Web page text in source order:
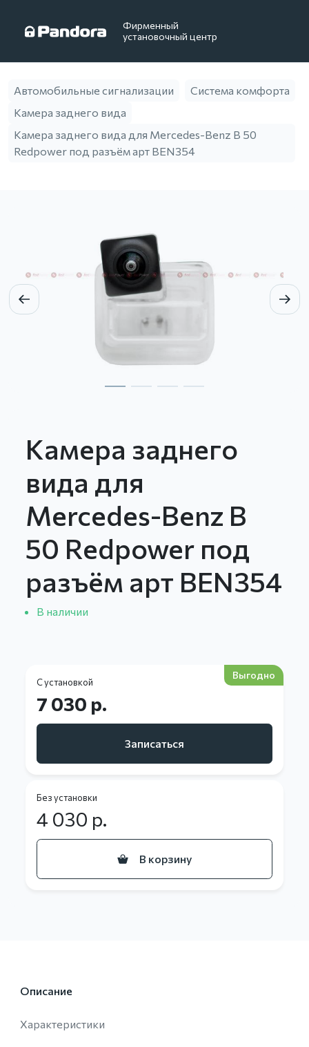
Фирменный
установочный центр
Автомобильные сигнализации
Система комфорта
Камера заднего вида
Камера заднего вида для Mercedes-Benz B 50
Redpower под разъём арт BEN354
Камера заднего
вида для
Mercedes-Benz B
50 Redpower под
разъём арт BEN354
В наличии
С установкой
Выгодно
7 030 р.
Записаться
Без установки
4 030 р.
В корзину
Описание
Характеристики